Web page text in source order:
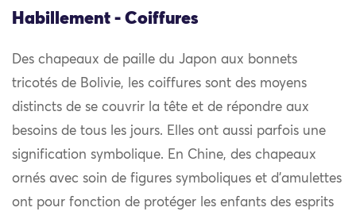
Habillement - Coiffures
Des chapeaux de paille du Japon aux bonnets
tricotés de Bolivie, les coiffures sont des moyens
distincts de se couvrir la tête et de répondre aux
besoins de tous les jours. Elles ont aussi parfois une
signification symbolique. En Chine, des chapeaux
ornés avec soin de figures symboliques et d’amulettes
ont pour fonction de protéger les enfants des esprits